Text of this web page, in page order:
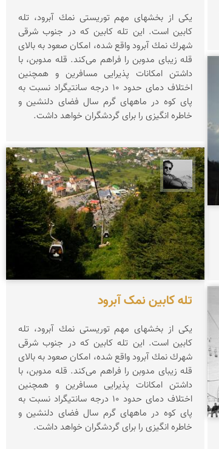
یكی از بخشهای مهم توریستی نمك آبرود، تله
كابین است. این تله كابین كه در جنوب شرقی
شهرك نمك آبرود واقع شده، امكان صعود به بالای
قله زیبای مدوبن را فراهم می‌كند. قله مدوبن، با
داشتن امكانات پذیرایی مسافرین و همچنین
اختلاف دمای حدود ۱۰ درجه سانتیگراد نسبت به
پای كوه در ماههای گرم سال فضای دلنشین و
خاطره انگیزی را برای گردشگران خواهد داشت.
محمد رزازان
تله کابین نمک آبرود
یكی از بخشهای مهم توریستی نمك آبرود، تله
كابین است. این تله كابین كه در جنوب شرقی
شهرك نمك آبرود واقع شده، امكان صعود به بالای
قله زیبای مدوبن را فراهم می‌كند. قله مدوبن، با
داشتن امكانات پذیرایی مسافرین و همچنین
اختلاف دمای حدود ۱۰ درجه سانتیگراد نسبت به
پای كوه در ماههای گرم سال فضای دلنشین و
خاطره انگیزی را برای گردشگران خواهد داشت.